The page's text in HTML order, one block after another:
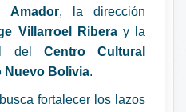
Amador, la dirección
Villarroel Riberay la
del Centro Cultural
Nuevo Bolivia.
fortalecer los lazos